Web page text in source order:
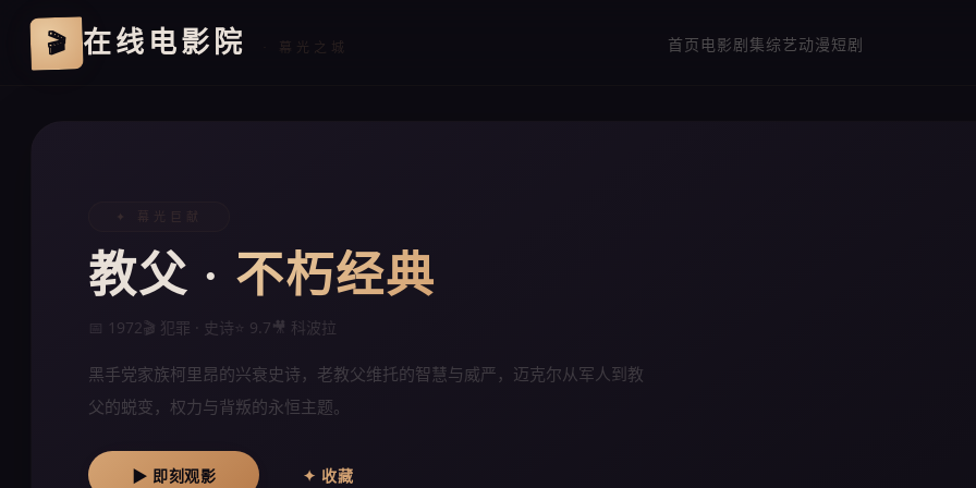
🎬 在线电影院 · 幕光之城 首页 电影剧集综艺动漫短剧
✦ 幕光巨献
教父 · 不朽经典
📅 1972🎬 犯罪 · 史诗⭐ 9.7🎥 科波拉
黑手党家族柯里昂的兴衰史诗，老教父维托的智慧与威严，迈克尔从军人到教
父的蜕变，权力与背叛的永恒主题。
▶ 即刻观影 ✦ 收藏